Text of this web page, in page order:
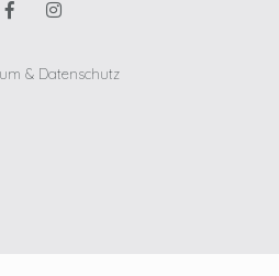
& Datenschutz